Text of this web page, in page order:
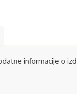
informacije o